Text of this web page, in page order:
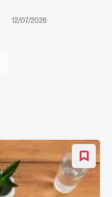
12/07/2026